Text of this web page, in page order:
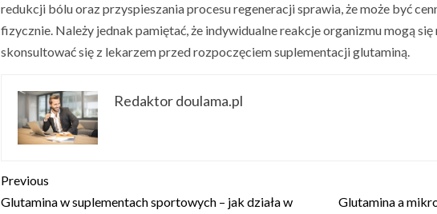
redukcji bólu oraz przyspieszania procesu regeneracji sprawia, że może być
fizycznie. Należy jednak pamiętać, że indywidualne reakcje organizmu mogą
skonsultować się z lekarzem przed rozpoczęciem suplementacji glutaminą.
Redaktor doulama.pl
Previous
Glutamina w suplementach sportowych – jak działa w
Glutamina a